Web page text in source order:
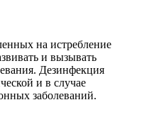
на истребление
и вызывать
Дезинфекция
и в случае
заболеваний.